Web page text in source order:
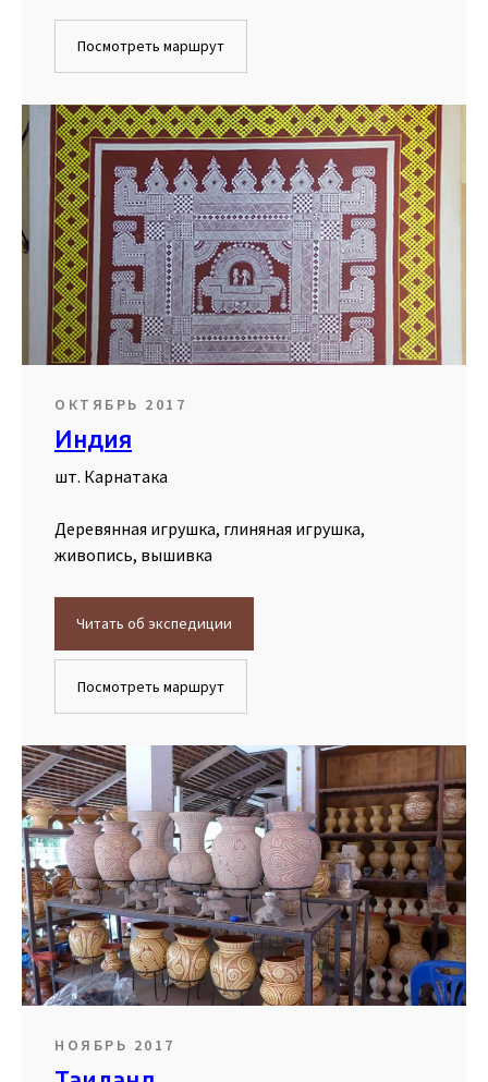
Посмотреть маршрут
ОКТЯБРЬ 2017
Индия
шт. Карнатака
Деревянная игрушка, глиняная игрушка,
живопись, вышивка
Читать об экспедиции
Посмотреть маршрут
НОЯБРЬ 2017